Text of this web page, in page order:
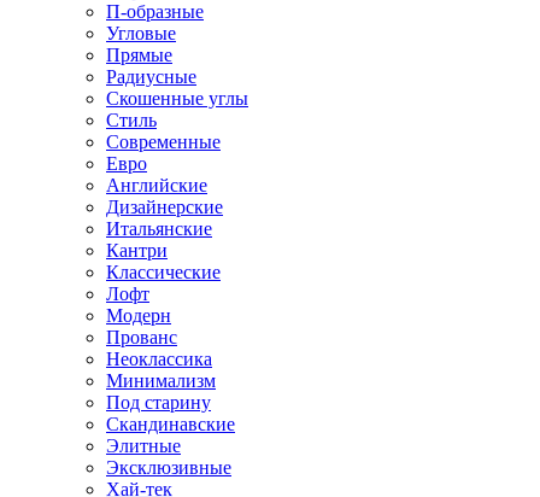
П-образные
Угловые
Прямые
Радиусные
Скошенные углы
Стиль
Современные
Евро
Английские
Дизайнерские
Итальянские
Кантри
Классические
Лофт
Модерн
Прованс
Неоклассика
Минимализм
Под старину
Скандинавские
Элитные
Эксклюзивные
Хай-тек